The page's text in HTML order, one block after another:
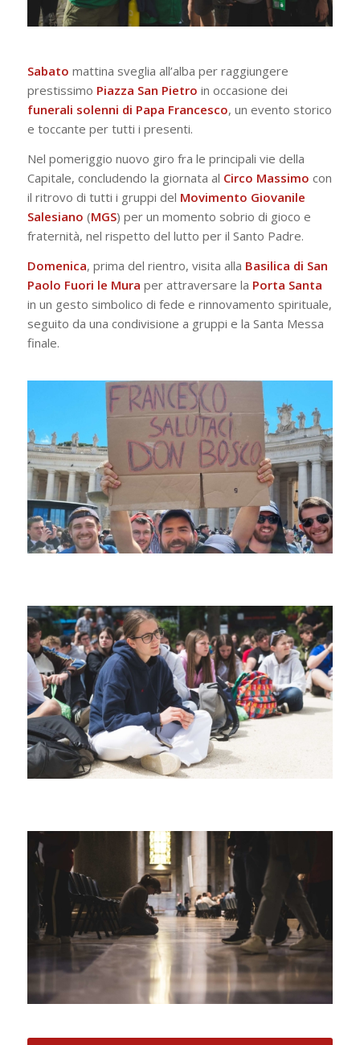
Sabato mattina sveglia all’alba per raggiungere
prestissimo Piazza San Pietro in occasione dei
funerali solenni di Papa Francesco, un evento storico
e toccante per tutti i presenti.
Nel pomeriggio nuovo giro fra le principali vie della
Capitale, concludendo la giornata al Circo Massimo con
il ritrovo di tutti i gruppi del Movimento Giovanile
Salesiano (MGS) per un momento sobrio di gioco e
fraternità, nel rispetto del lutto per il Santo Padre.
Domenica, prima del rientro, visita alla Basilica di San
Paolo Fuori le Mura per attraversare la Porta Santa
in un gesto simbolico di fede e rinnovamento spirituale,
seguito da una condivisione a gruppi e la Santa Messa
finale.